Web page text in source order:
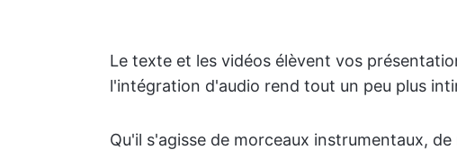
Le texte et les vidéos élèvent vos
l'intégration d'audio rend tout un peu plus
Qu'il s'agisse de morceaux instrumentaux,